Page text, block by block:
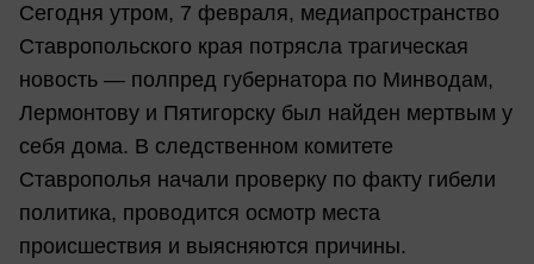
Сегодня утром, 7 февраля, медиапространство
Ставропольского края потрясла трагическая
новость — полпред губернатора по Минводам,
Лермонтову и Пятигорску был найден мертвым у
себя дома. В следственном комитете
Ставрополья начали проверку по факту гибели
политика, проводится осмотр места
происшествия и выясняются причины.